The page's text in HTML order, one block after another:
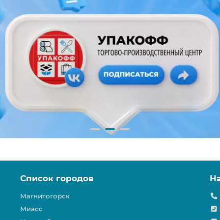
Список городов
Магнитогорск
Миасс